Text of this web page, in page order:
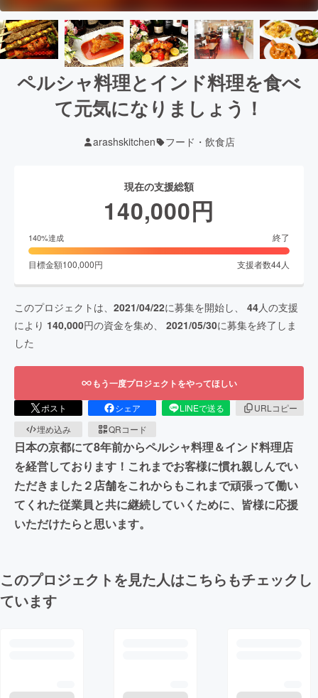
ペルシャ料理とインド料理を食べ
て元気になりましょう！
arashskitchen フード・飲食店
現在の支援総額
140,000円
140%達成 終了
目標金額100,000円 支援者数44人
このプロジェクトは、 2021/04/22に募集を開始し、 44人の支援
により 140,000円の資金を集め、 2021/05/30に募集を終了しま
した
もう一度プロジェクトをやってほしい
ポスト シェア LINEで送る
URLコピー
埋め込み
QRコード
日本の京都にて8年前からペルシャ料理＆インド料理店
を経営しております！これまでお客様に慣れ親しんでい
ただきました２店舗をこれからもこれまで頑張って働い
てくれた従業員と共に継続していくために、皆様に応援
いただけたらと思います。
このプロジェクトを見た人はこちらもチェックし
ています